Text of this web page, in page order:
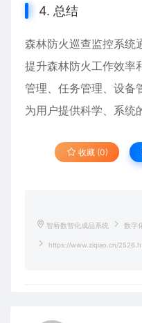
4. 总结
森林防火巡查监控系统
提升森林防火工作效率
管理、任务管理、设备
为用户提供科学、系统
收藏 (0)
智桥数智化成品系统 数字
https://www.ziqiao.cn/